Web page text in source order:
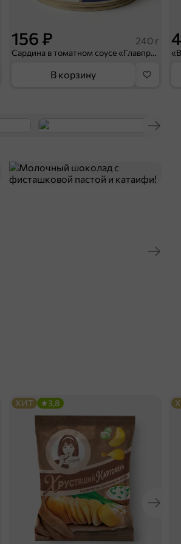
156 ₽ 240 г
Сардина в томатном соусе «Главпродукт», 240 г
В корзину
ХИТ 3,8